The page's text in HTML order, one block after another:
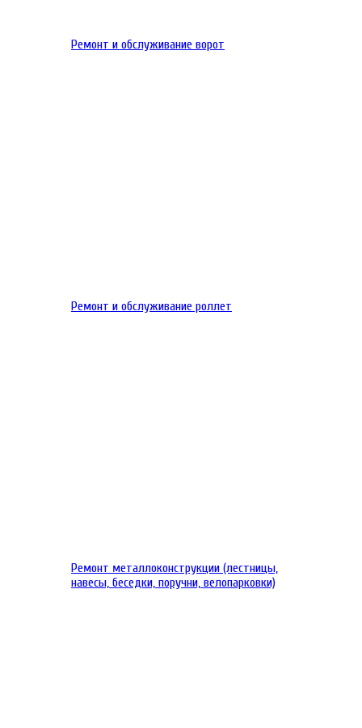
Ремонт и обслуживание ворот
Ремонт и обслуживание роллет
Ремонт металлоконструкции (лестницы,
навесы, беседки, поручни, велопарковки)